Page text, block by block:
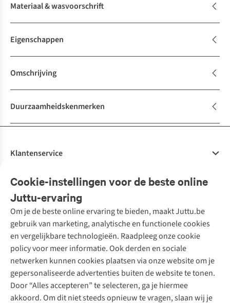
Materiaal & wasvoorschrift
Eigenschappen
Omschrijving
Duurzaamheidskenmerken
Cookie-instellingen voor de beste online
Juttu-ervaring
Om je de beste online ervaring te bieden, maakt Juttu.be
gebruik van marketing, analytische en functionele cookies
en vergelijkbare technologieën. Raadpleeg onze cookie
policy voor meer informatie. Ook derden en sociale
netwerken kunnen cookies plaatsen via onze website om je
gepersonaliseerde advertenties buiten de website te tonen.
Door “Alles accepteren” te selecteren, ga je hiermee
akkoord. Om dit niet steeds opnieuw te vragen, slaan wij je
Klantenservice
Bestellen
Betalen
10% studentenkorting
Klarna - achteraf betalen
Levering
Retourneren
Bestelling herroepen
Garantie
Contact
Onze diensten
Tweedehands - ReJUsed
Kledingatelier
Personal shopping
Textielbox
Events / workshops
Juttu
Over ons
Juttu Friends
Inspiratie
Werken bij Juttu
Onze winkels
De wereld van Juttu
Merken
Nathalie Vleeschouwer
Selected dames
HKLiving
Meld je aan voor de nieuwsbrief